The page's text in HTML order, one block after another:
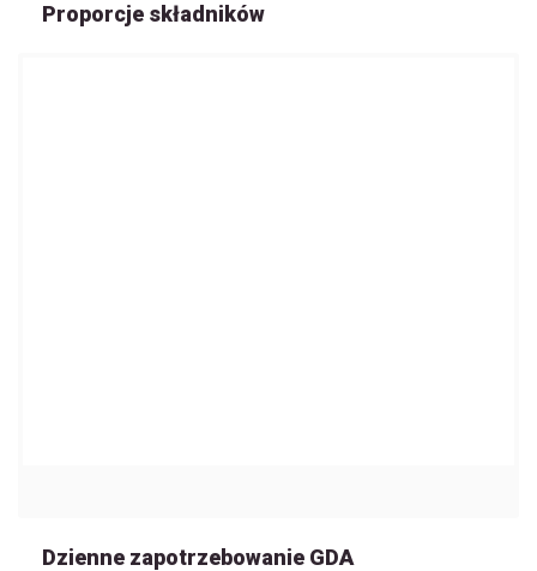
Proporcje składników
Dzienne zapotrzebowanie GDA